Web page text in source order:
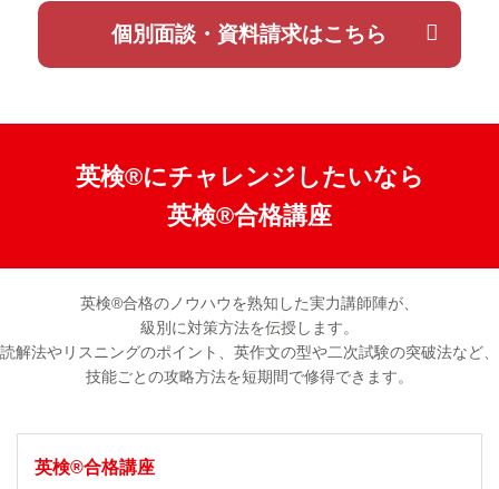
個別面談・資料請求はこちら
英検®にチャレンジしたいなら
英検®合格講座
英検®合格のノウハウを熟知した実力講師陣が、
級別に対策方法を伝授します。
読解法やリスニングのポイント、英作文の型や二次試験の突破法など、
技能ごとの攻略方法を短期間で修得できます。
英検®合格講座